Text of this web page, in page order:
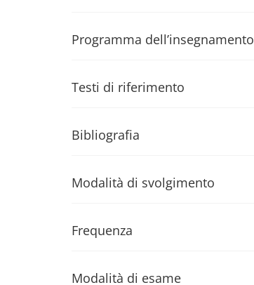
Programma dell’insegnamento
Testi di riferimento
Bibliografia
Modalità di svolgimento
Frequenza
Modalità di esame